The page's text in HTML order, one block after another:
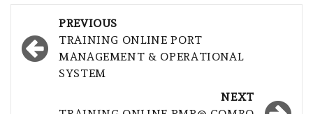
navigation
PREVIOUS
TRAINING ONLINE PORT
MANAGEMENT & OPERATIONAL
SYSTEM
NEXT